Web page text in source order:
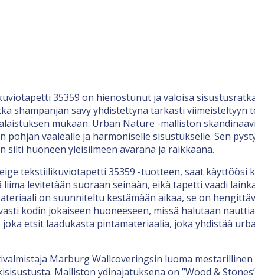
35359 on hienostunut ja valoisa
shampanjan sävy yhdistettynä tarkasti
mukaan. Urban Nature -malliston
pohjan vaalealle ja harmoniselle sisustukselle. Sen
silti huoneen yleisilmeen avarana ja raikkaana.
tekstiilikuviotapetti 35359 -tuotteen, saat käyttöösi
levitetään suoraan seinään, eikä tapetti vaadi
on suunniteltu kestämään aikaa, se on
kodin jokaiseen huoneeseen, missä halutaan
etsit laadukasta pintamateriaalia, joka yhdistää
Marburg Wallcoveringsin luoma
Malliston ydinajatuksena on ”Wood &